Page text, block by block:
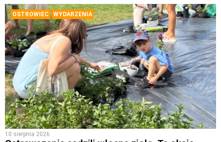
OSTROWIEC WYDARZENIA
10 sierpnia 2026